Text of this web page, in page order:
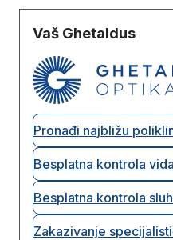
Vaš Ghetaldus
Pronađi najbližu
Besplatna kontrola
Besplatna kontrola
Zakazivanje